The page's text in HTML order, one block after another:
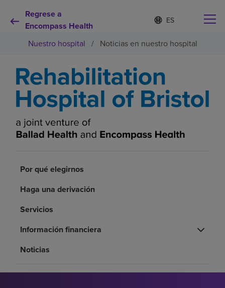
Regrese a
Encompass Health
Lista
de
idiomas
contraída
d
o
s
e
l
e
o
Por qué debe elegirnos
Servicios de rehabilitación
Recursos de salud
Buscar un centro
Nuestro hospital / Noticias en nuestro hospital
Por qué elegirnos
Haga una derivación
Servicios
Información financiera
Noticias